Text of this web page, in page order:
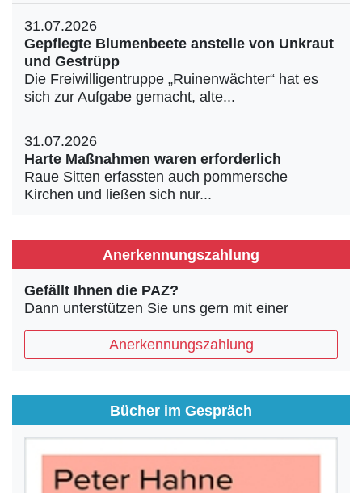
31.07.2026
Gepflegte Blumenbeete anstelle von Unkraut
und Gestrüpp
Die Freiwilligentruppe „Ruinenwächter“ hat es
sich zur Aufgabe gemacht, alte...
31.07.2026
Harte Maßnahmen waren erforderlich
Raue Sitten erfassten auch pommersche
Kirchen und ließen sich nur...
Anerkennungszahlung
Gefällt Ihnen die PAZ?
Dann unterstützen Sie uns gern mit einer
Anerkennungszahlung
Bücher im Gespräch